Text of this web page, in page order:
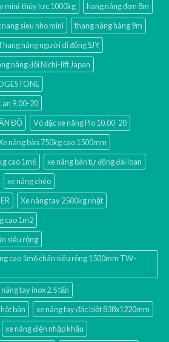
mini thủy lực 1000kg
hang nâng đơn 8m
sieu nho mini
thang nâng hàng 9m
nâng người di động SJY
nâng đôi Nichi-lift Japan
9.00-20
ĐỘ
Vỏ đặc xe nâng Pio 10.00-20
nâng bàn 750kg cao 1500mm
cao 1m6
xe nâng bán tự động đài loan
xe nâng chéo
Xe nâng tay 2500kg nhật
cao 1m2
siêu rộng
cao 1m6 chân siêu rộng 1500mm TW-
nâng tay inox 2.5 tấn
bản
xe nâng tay đặc biệt 838x1220mm
xe nâng điện nhập khấu